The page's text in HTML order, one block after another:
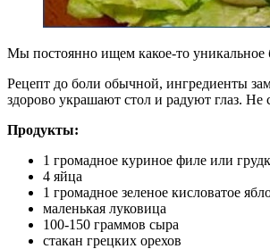
Мы постоянно ищем какое-то уникальное
Рецепт до боли обычной, ингредиенты
здорово украшают стол и радуют глаз. Не
Продукты:
1 громадное куриное филе или
4 яйца
1 громадное зеленое кисловатое
маленькая луковица
100-150 граммов сыра
стакан грецких орехов